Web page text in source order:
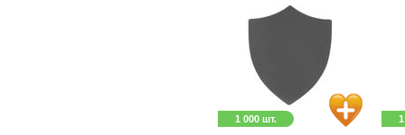
1 000 шт.